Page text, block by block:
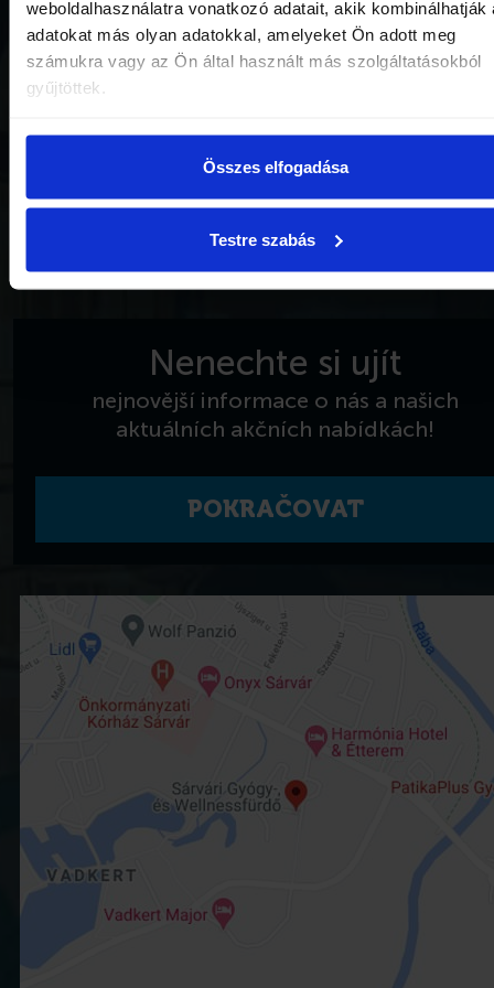
weboldalhasználatra vonatkozó adatait, akik kombinálhatják
adatokat más olyan adatokkal, amelyeket Ön adott meg
számukra vagy az Ön által használt más szolgáltatásokból
gyűjtöttek.
Összes elfogadása
Testre szabás
Otevírací doba
Ochrana dat
Všeobecné obchodní
Platební metody
Nenechte si ujít
nejnovější informace o nás a našich
aktuálních akčních nabídkách!
POKRAČOVAT